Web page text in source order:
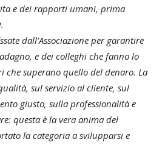
e dei rapporti umani, prima
dall’Associazione per garantire
e dei colleghi che fanno lo
che superano quello del denaro. La
sul servizio al cliente, sul
giusto, sulla professionalità e
questa è la vera anima del
la categoria a svilupparsi e